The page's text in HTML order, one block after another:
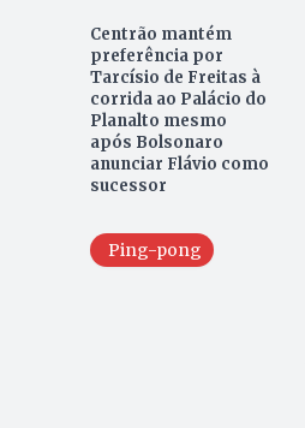
Centrão mantém
preferência por
Tarcísio de Freitas à
corrida ao Palácio do
Planalto mesmo
após Bolsonaro
anunciar Flávio como
sucessor
Ping-pong